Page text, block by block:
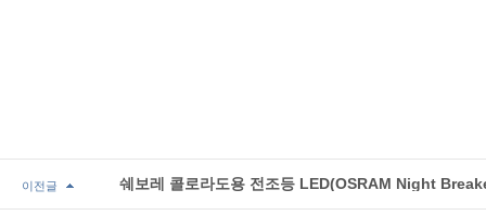
이전글 쉐보레 콜로라도용 전조등 LED(OSRAM Night